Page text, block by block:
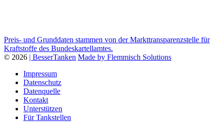
Preis- und Grunddaten stammen von der Markttransparenzstelle für
Kraftstoffe des Bundeskartellamtes.
© 2026 | BesserTanken Made by Flemmisch Solutions
Impressum
Datenschutz
Datenquelle
Kontakt
Unterstützen
Für Tankstellen